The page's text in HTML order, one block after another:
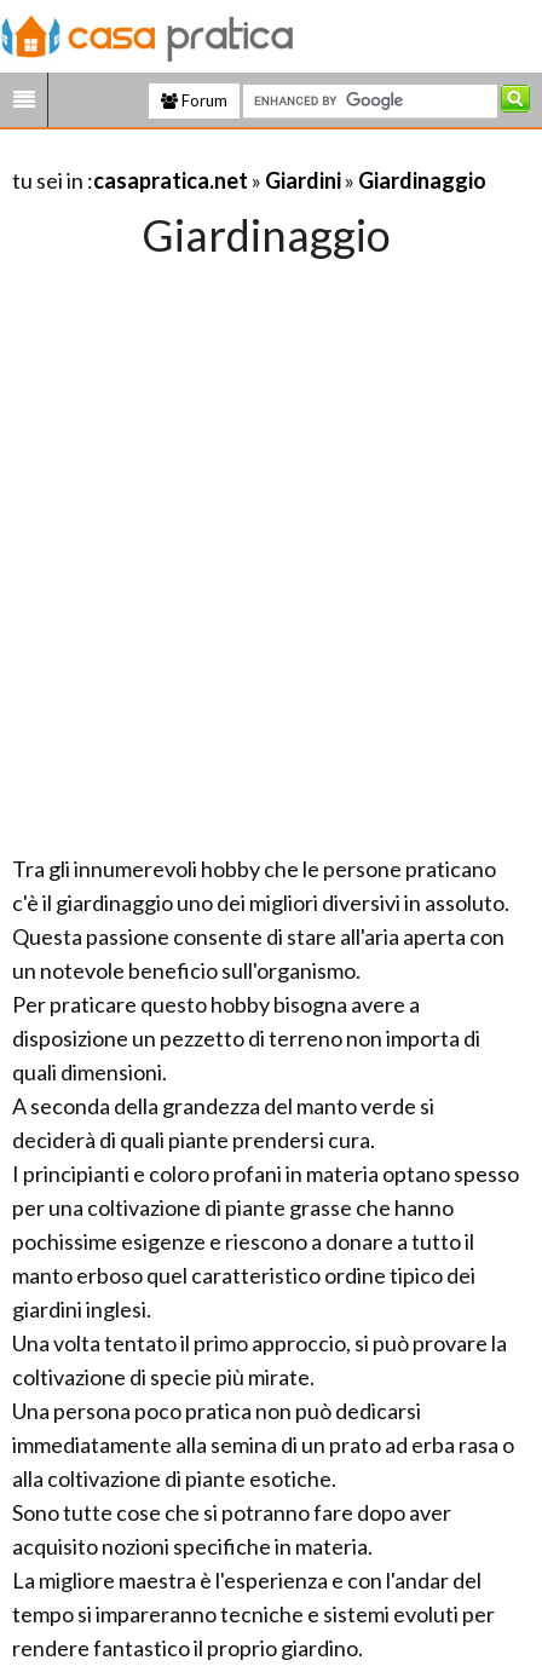
Forum
tu sei in :casapratica.net » Giardini» Giardinaggio
Giardinaggio
Tra gli innumerevoli hobby che le persone praticano
c'è il giardinaggio uno dei migliori diversivi in assoluto.
Questa passione consente di stare all'aria aperta con
un notevole beneficio sull'organismo.
Per praticare questo hobby bisogna avere a
disposizione un pezzetto di terreno non importa di
quali dimensioni.
A seconda della grandezza del manto verde si
deciderà di quali piante prendersi cura.
I principianti e coloro profani in materia optano spesso
per una coltivazione di piante grasse che hanno
pochissime esigenze e riescono a donare a tutto il
manto erboso quel caratteristico ordine tipico dei
giardini inglesi.
Una volta tentato il primo approccio, si può provare la
coltivazione di specie più mirate.
Una persona poco pratica non può dedicarsi
immediatamente alla semina di un prato ad erba rasa o
alla coltivazione di piante esotiche.
Sono tutte cose che si potranno fare dopo aver
acquisito nozioni specifiche in materia.
La migliore maestra è l'esperienza e con l'andar del
tempo si impareranno tecniche e sistemi evoluti per
rendere fantastico il proprio giardino.